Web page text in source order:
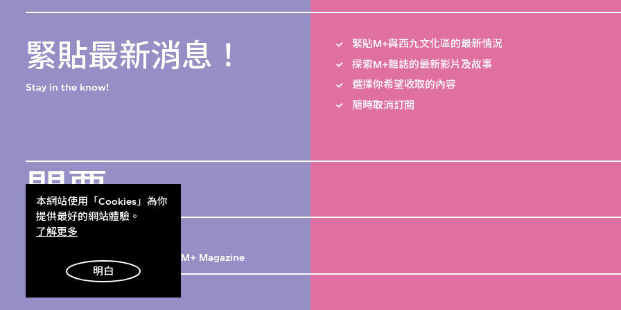
本網站使用「Cookies」為你
提供最好的網站體驗。
了解更多
明白
緊貼最新消息！
Stay in the know!
緊貼M+與西九文化區的最新情況
探索M+雜誌的最新影片及故事
選擇你希望收取的內容
隨時取消訂閲
門票 Get Tickets
M+雜誌 M+ Magazine